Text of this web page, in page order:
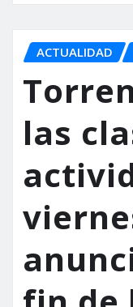
ACTUALIDAD
las